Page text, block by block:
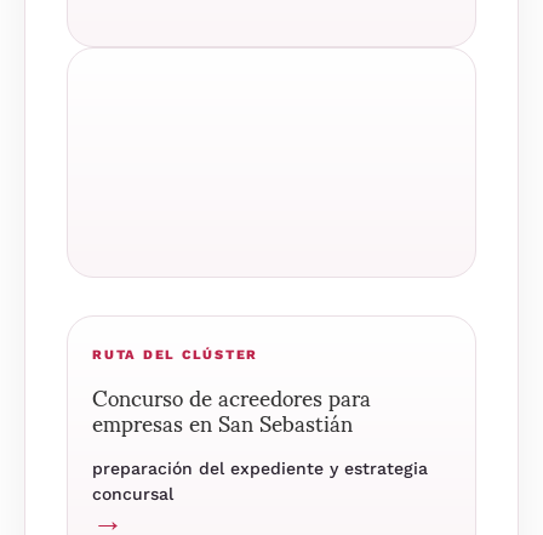
RUTA DEL CLÚSTER
Concurso de acreedores para
empresas en San Sebastián
preparación del expediente y estrategia
concursal
→